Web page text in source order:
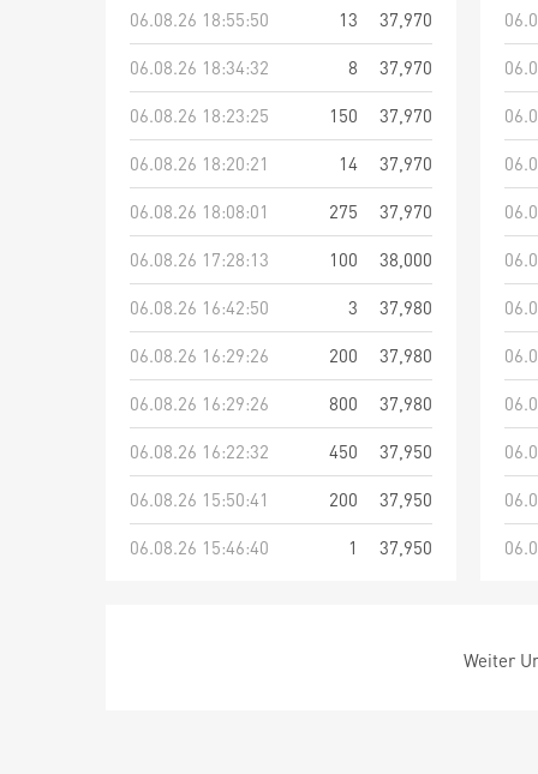
06.08.26 18:55:50
13
37,970
06.08.26 18:34:32
8
37,970
06.08.26 18:23:25
150
37,970
06.08.26 18:20:21
14
37,970
06.08.26 18:08:01
275
37,970
06.08.26 17:28:13
100
38,000
06.08.26 16:42:50
3
37,980
06.08.26 16:29:26
200
37,980
06.08.26 16:29:26
800
37,980
06.08.26 16:22:32
450
37,950
06.08.26 15:50:41
200
37,950
06.08.26 15:46:40
1 37,950
Weiter